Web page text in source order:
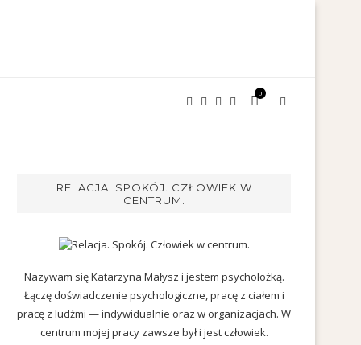
0
RELACJA. SPOKÓJ. CZŁOWIEK W
CENTRUM.
Nazywam się Katarzyna Małysz i jestem psycholożką.
Łączę doświadczenie psychologiczne, pracę z ciałem i
pracę z ludźmi — indywidualnie oraz w organizacjach. W
centrum mojej pracy zawsze był i jest człowiek.